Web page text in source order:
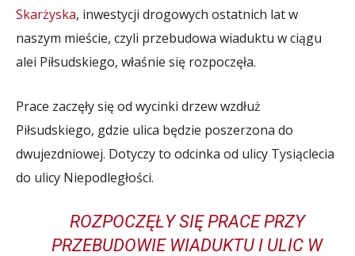
Skarżyska, inwestycji drogowych ostatnich lat w
naszym mieście, czyli przebudowa wiaduktu w ciągu
alei Piłsudskiego, właśnie się rozpoczęła.
Prace zaczęły się od wycinki drzew wzdłuż
Piłsudskiego, gdzie ulica będzie poszerzona do
dwujezdniowej. Dotyczy to odcinka od ulicy Tysiąclecia
do ulicy Niepodległości.
ROZPOCZĘŁY SIĘ PRACE PRZY
PRZEBUDOWIE WIADUKTU I ULIC W